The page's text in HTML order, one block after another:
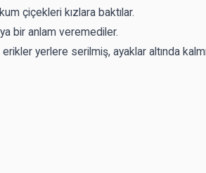
çiçekleri kızlara baktılar.
bir anlam veremediler.
yerlere serilmiş, ayaklar altında